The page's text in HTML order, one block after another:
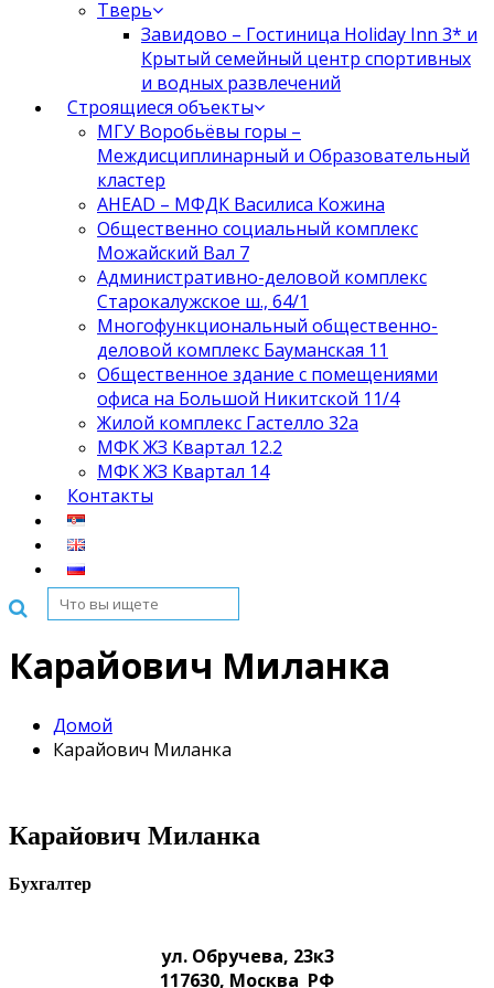
Тверь
Завидово – Гостиница Holiday Inn 3* и
Крытый семейный центр спортивных
и водных развлечений
Строящиеся объекты
МГУ Воробьёвы горы –
Междисциплинарный и Образовательный
кластер
AHEAD – МФДК Василиса Кожина
Общественно социальный комплекс
Можайский Вал 7
Административно-деловой комплекс
Старокалужское ш., 64/1
Многофункциональный общественно-
деловой комплекс Бауманская 11
Общественное здание с помещениями
офиса на Большой Никитской 11/4
Жилой комплекс Гастелло 32а
МФК ЖЗ Квартал 12.2
МФК ЖЗ Квартал 14
Контакты
Карaйович Миланка
Домой
Карaйович Миланка
Карaйович Миланка
Бухгалтер
ул. Обручева, 23к3
117630, Москва РФ